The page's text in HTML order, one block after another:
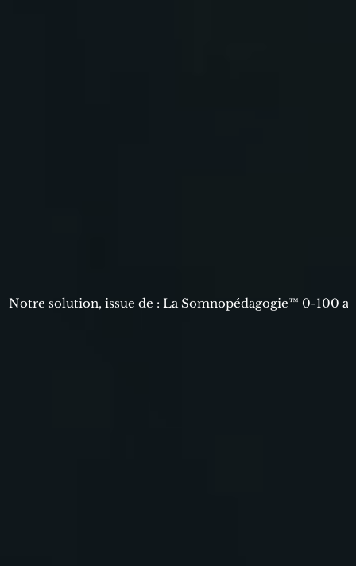
Notre solution, issue de : La Somnopédagogie™ 0-100